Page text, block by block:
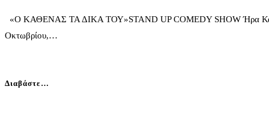
«O ΚΑΘΕΝΑΣ ΤΑ ΔΙΚΑ ΤΟΥ»STAND UP COMEDY SHOW Ήρα
Οκτωβρίου,…
Διαβάστε…